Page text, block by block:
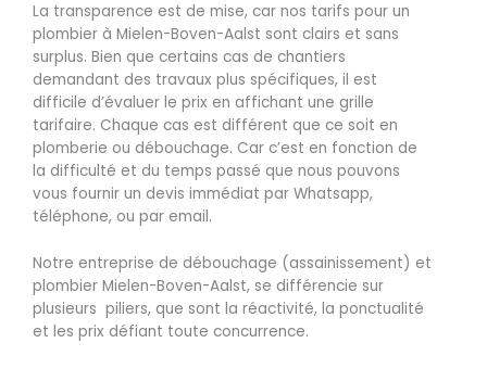
La transparence est de mise, car nos tarifs pour un
plombier à Mielen-Boven-Aalst sont clairs et sans
surplus. Bien que certains cas de chantiers
demandant des travaux plus spécifiques, il est
difficile d’évaluer le prix en affichant une grille
tarifaire. Chaque cas est différent que ce soit en
plomberie ou débouchage. Car c’est en fonction de
la difficulté et du temps passé que nous pouvons
vous fournir un devis immédiat par Whatsapp,
téléphone, ou par email.
Notre entreprise de débouchage (assainissement) et
plombier Mielen-Boven-Aalst, se différencie sur
plusieurs piliers, que sont la réactivité, la ponctualité
et les prix défiant toute concurrence.